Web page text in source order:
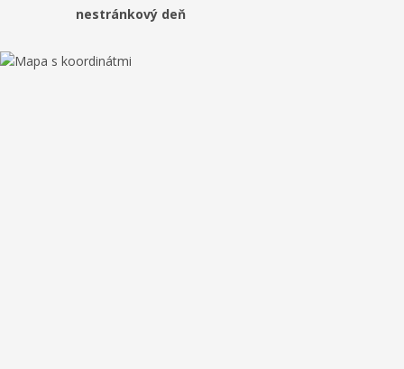
nestránkový deň